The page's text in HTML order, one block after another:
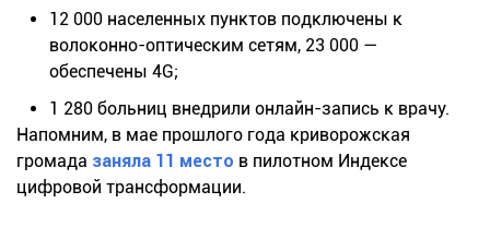
12 000 населенных пунктов подключены к
волоконно-оптическим сетям, 23 000 —
обеспечены 4G;
1 280 больниц внедрили онлайн-запись к врачу.
Напомним, в мае прошлого года криворожская
громада заняла 11 место в пилотном Индексе
цифровой трансформации.